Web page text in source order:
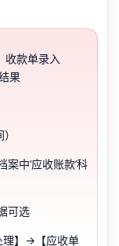
收款单录入
果
中‘应收账款’科
可选
】→【应收单